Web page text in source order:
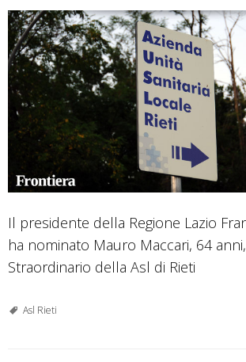
Il presidente della Regione Lazio
ha nominato Mauro Maccari, 64
Straordinario della Asl di Rieti
Asl Rieti